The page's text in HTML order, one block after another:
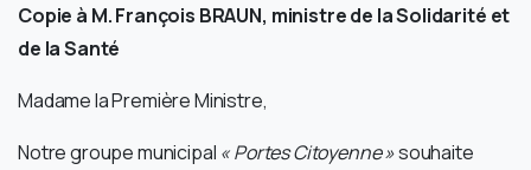
Copie à M. François BRAUN, ministre de la Solidarité et
de la Santé
Madame la Première Ministre,
Notre groupe municipal « Portes Citoyenne »souhaite